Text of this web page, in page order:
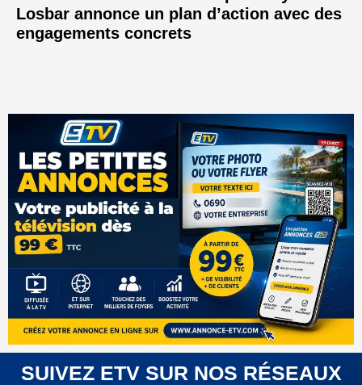
Losbar annonce un plan d’action avec des
engagements concrets
SUIVEZ ETV SUR NOS RÉSEAUX